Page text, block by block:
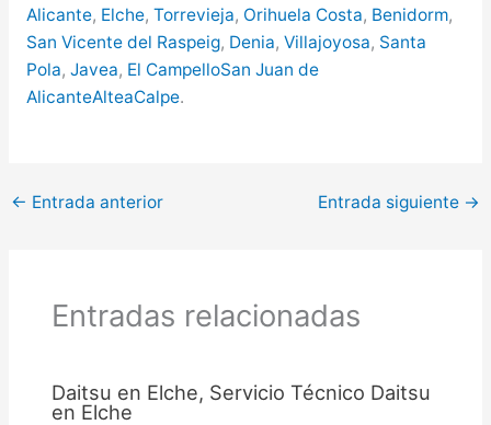
Alicante, Elche, Torrevieja, Orihuela Costa, Benidorm,
San Vicente del Raspeig, Denia, Villajoyosa, Santa
Pola, Javea, El CampelloSan Juan de
AlicanteAlteaCalpe.
← Entrada anterior Entrada siguiente →
Entradas relacionadas
Daitsu en Elche, Servicio Técnico Daitsu
en Elche